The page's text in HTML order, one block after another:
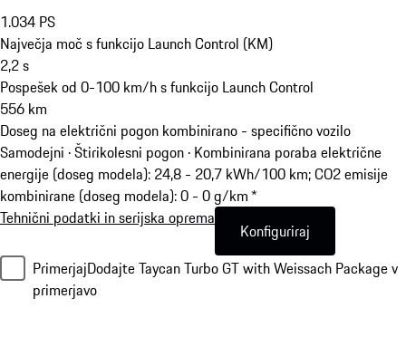
1.034 PS
Največja moč s funkcijo Launch Control (KM)
2,2s
Pospešek od 0-100 km/h s funkcijo Launch Control
556 km
Doseg na električni pogon kombinirano - specifično vozilo
Samodejni · Štirikolesni pogon · Kombinirana poraba električne
energije (doseg modela): 24,8 - 20,7 kWh/100 km; CO2 emisije
kombinirane (doseg modela): 0 - 0 g/km *
Tehnični podatki in serijska oprema
Konfiguriraj
PrimerjajDodajte Taycan Turbo GT with Weissach Package v
primerjavo